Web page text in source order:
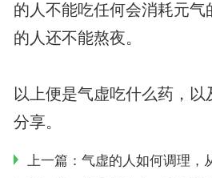
的人不能吃任何会消耗元气
的人还不能熬夜。
以上便是气虚吃什么药，
分享。
上一篇： 气虚的人如何调理，